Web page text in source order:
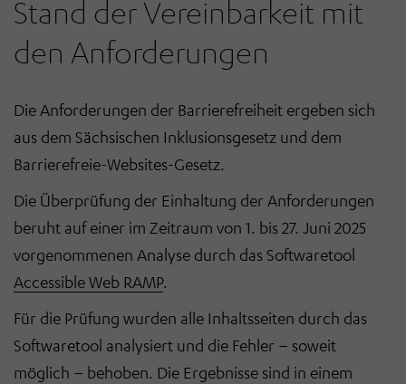
Stand der Vereinbarkeit mit
den Anforderungen
Die Anforderungen der Barrierefreiheit ergeben sich
aus dem Sächsischen Inklusionsgesetz und dem
Barrierefreie-Websites-Gesetz.
Die Überprüfung der Einhaltung der Anforderungen
beruht auf einer im Zeitraum von 1. bis 27. Juni 2025
vorgenommenen Analyse durch das Softwaretool
Accessible Web RAMP.
Für die Prüfung wurden alle Inhaltsseiten durch das
Softwaretool analysiert und die Fehler – soweit
möglich – behoben. Die Ergebnisse sind in einem